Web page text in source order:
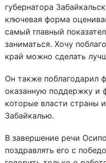
губернатора
ключевая форма
самый главный
заниматься. Хочу
край можно сделать
Он также поблагодарил
оказанную поддержку и
которые власти страны
Забайкалью.
В завершение речи
поздравлять его с